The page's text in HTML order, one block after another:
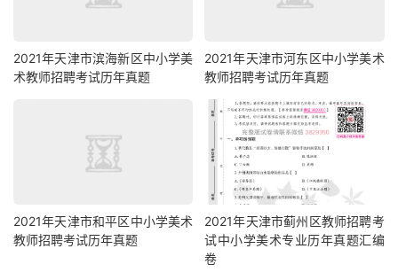
2021年天津市滨海新区中小学美
术教师招聘考试历年真题
2021年天津市河东区中小学美术
教师招聘考试历年真题
2021年天津市和平区中小学美术
教师招聘考试历年真题
2021年天津市蓟州区教师招聘考
试中小学美术专业历年真题汇编
卷